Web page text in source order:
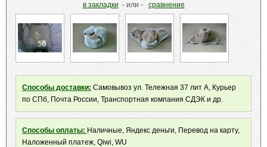
в закладки - или - сравнение
Способы доставки: Самовывоз ул. Тележная 37 лит А, Курьер
по СПб, Почта России, Транспортная компания СДЭК и др.
Способы оплаты: Наличные, Яндекс деньги, Перевод на карту,
Наложенный платеж, Qiwi, WU